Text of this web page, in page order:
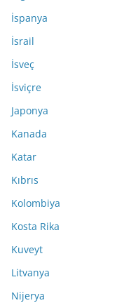
İspanya
İsrail
İsveç
İsviçre
Japonya
Kanada
Katar
Kıbrıs
Kolombiya
Kosta Rika
Kuveyt
Litvanya
Nijerya